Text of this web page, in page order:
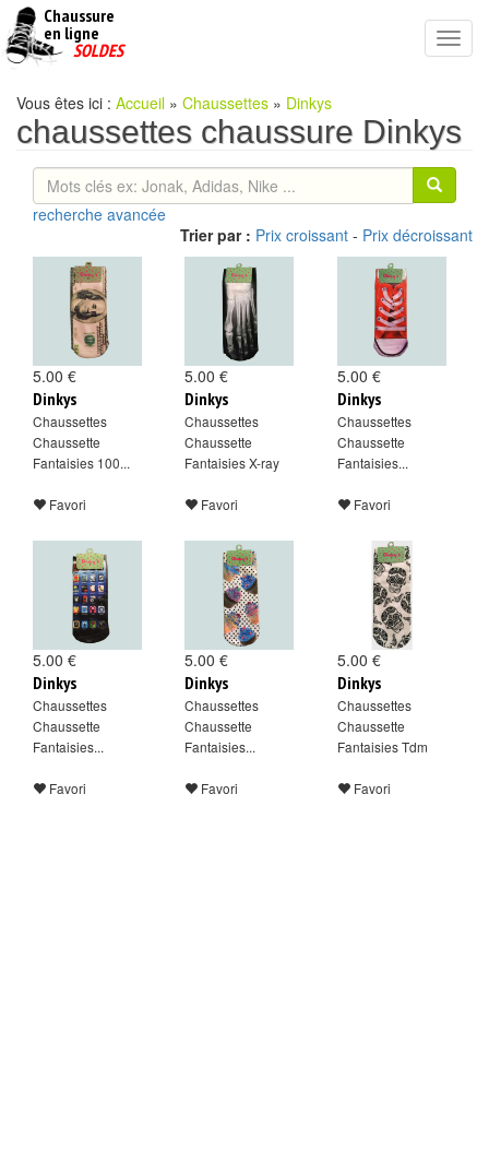
Chaussure
en ligne
pas
SOLDES
Vous êtes ici : Accueil » Chaussettes » Dinkys
chaussettes chaussure Dinkys
recherche avancée
Trier par : Prix croissant - Prix décroissant
5.00 €
Dinkys
Chaussettes
Chaussette
Fantaisies 100...
Favori
5.00 €
Dinkys
Chaussettes
Chaussette
Fantaisies X-ray
Favori
5.00 €
Dinkys
Chaussettes
Chaussette
Fantaisies...
Favori
5.00 €
Dinkys
Chaussettes
Chaussette
Fantaisies...
Favori
5.00 €
Dinkys
Chaussettes
Chaussette
Fantaisies...
Favori
5.00 €
Dinkys
Chaussettes
Chaussette
Fantaisies Tdm
Favori